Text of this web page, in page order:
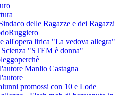
delle Ragazze e dei Ragazzi
all'opera lirica "La vedova allegra"
"STEM è donna"
Manlio Castagna
promossi con 10 e Lode